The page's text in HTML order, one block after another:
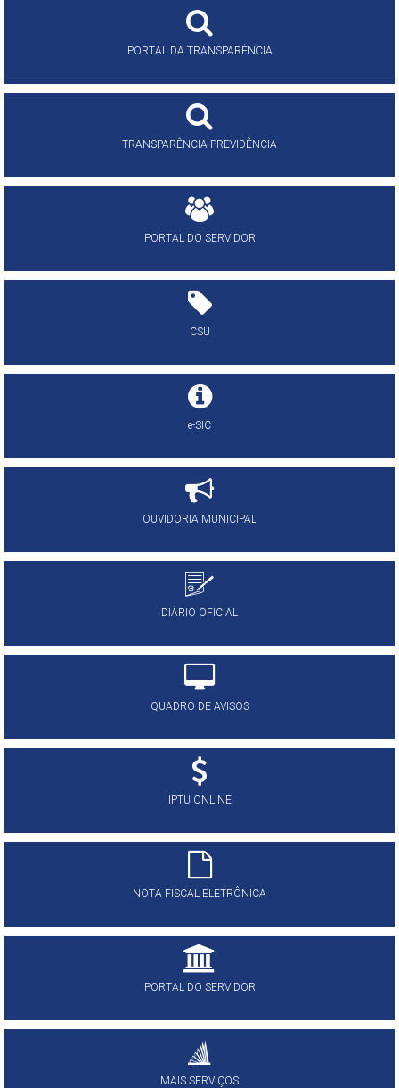
PORTAL DA TRANSPARÊNCIA
TRANSPARÊNCIA PREVIDÊNCIA
PORTAL DO SERVIDOR
CSU
e-SIC
OUVIDORIA MUNICIPAL
DIÁRIO OFICIAL
QUADRO DE AVISOS
IPTU ONLINE
NOTA FISCAL ELETRÔNICA
PORTAL DO SERVIDOR
MAIS SERVIÇOS